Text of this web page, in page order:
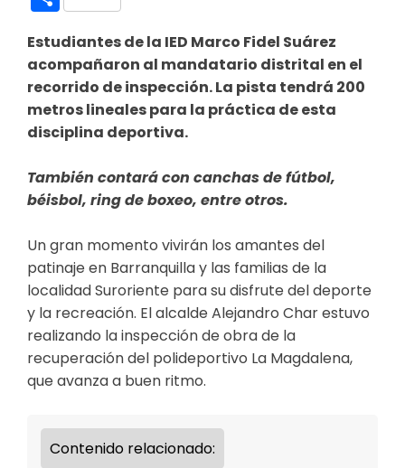
Estudiantes de la IED Marco Fidel Suárez
acompañaron al mandatario distrital en el
recorrido de inspección.La pista tendrá 200
metros lineales para la práctica de esta
disciplina deportiva.
También contará con canchas de fútbol,
béisbol, ring de boxeo, entre otros.
Un gran momento vivirán los amantes del
patinaje en Barranquilla y las familias de la
localidad Suroriente para su disfrute del deporte
y la recreación. El alcalde Alejandro Char estuvo
realizando la inspección de obra de la
recuperación del polideportivo La Magdalena,
que avanza a buen ritmo.
Contenido relacionado: